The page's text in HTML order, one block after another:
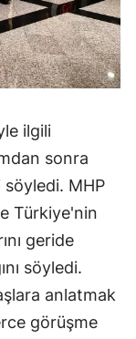
ilgili
sonra
söyledi. MHP
Türkiye'nin
geride
söyledi.
anlatmak
görüşme